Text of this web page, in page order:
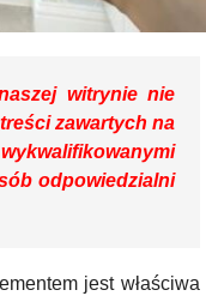
witrynie nie
zawartych na
odpowiedzialni
jest właściwa